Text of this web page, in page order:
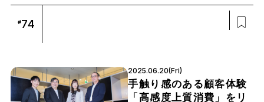
#74
2025.06.20(Fri)
手触り感のある顧客体験
「高感度上質消費」をリ